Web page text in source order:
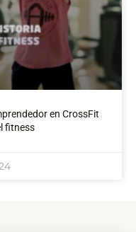
en CrossFit
fitness